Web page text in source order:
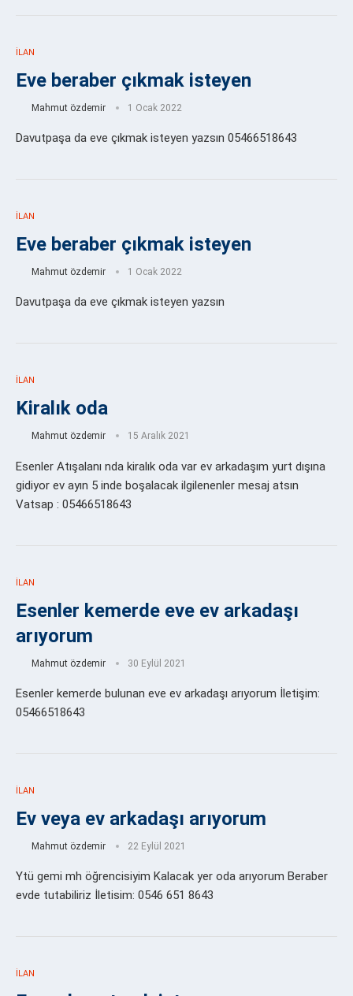
İLAN
Eve beraber çıkmak isteyen
Mahmut özdemir 1 Ocak 2022
Davutpaşa da eve çıkmak isteyen yazsın 05466518643
İLAN
Eve beraber çıkmak isteyen
Mahmut özdemir 1 Ocak 2022
Davutpaşa da eve çıkmak isteyen yazsın
İLAN
Kiralık oda
Mahmut özdemir 15 Aralık 2021
Esenler Atışalanı nda kiralık oda var ev arkadaşım yurt dışına
gidiyor ev ayın 5 inde boşalacak ilgilenenler mesaj atsın
Vatsap : 05466518643
İLAN
Esenler kemerde eve ev arkadaşı
arıyorum
Mahmut özdemir 30 Eylül 2021
Esenler kemerde bulunan eve ev arkadaşı arıyorum İletişim:
05466518643
İLAN
Ev veya ev arkadaşı arıyorum
Mahmut özdemir 22 Eylül 2021
Ytü gemi mh öğrencisiyim Kalacak yer oda arıyorum Beraber
evde tutabiliriz İletisim: 0546 651 8643
İLAN